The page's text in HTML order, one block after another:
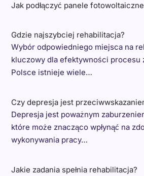
Jak podłączyć panele
Gdzie najszybciej rehabilitacja?
Wybór odpowiedniego miejsca na
kluczowy dla efektywności procesu
Polsce istnieje wiele…
Czy depresja jest
Depresja jest poważnym
które może znacząco wpłynąć na
wykonywania pracy…
Jakie zadania spełnia rehabilitacja?